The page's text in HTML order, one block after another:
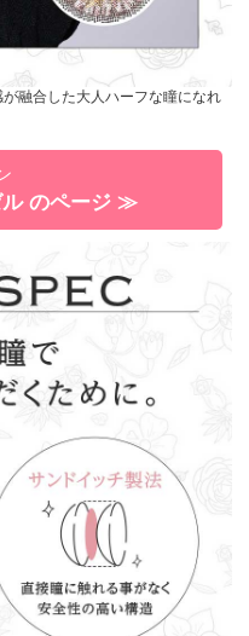
融合した大人ハーフな瞳になれ
ル のページ ≫